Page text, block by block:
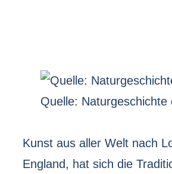
Quelle:
Kunst aus aller Welt nach
England, hat sich die